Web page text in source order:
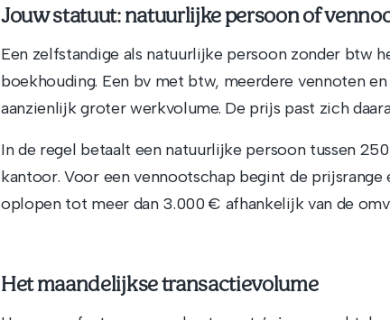
Jouw statuut: natuurlijke persoon of
Een zelfstandige als natuurlijke persoon zonder btw
boekhouding. Een bv met btw, meerdere vennoten
aanzienlijk groter werkvolume. De prijs past zich
In de regel betaalt een natuurlijke persoon tussen
kantoor. Voor een vennootschap begint de
oplopen tot meer dan 3.000 € afhankelijk van de
Het maandelijkse transactievolume